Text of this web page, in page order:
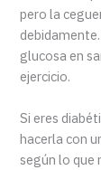
pero la
glucosa en
ejercicio.
Si eres
hacerla con
según lo